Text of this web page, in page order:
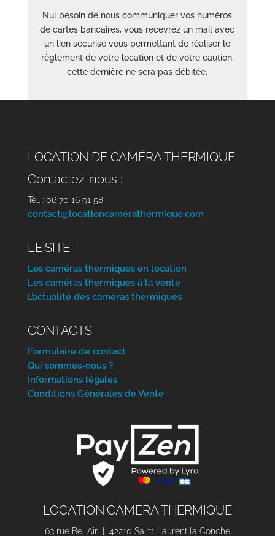
Nul besoin de nous communiquer vos numéros
de cartes bancaires, vous recevrez un mail avec
un lien sécurisé vous permettant de réaliser le
règlement de votre location et de votre caution,
cette dernière ne sera pas débitée.
LOCATION DE CAMÉRA THERMIQUE
Contactez-nous :
Tél. : 06 70 16 91 58
contact@locationcamerathermique.com
LE SITE
Les caméras thermiques en location
Les caméras thermiques à la vente
L’actualité des caméras thermiques
CONTACTS
Formulaire de contact
Qui sommes-nous ?
Informations légales
Conditions Générales de Vente
LOCATION CAMERA THERMIQUE
63 rue Bel Air | 42210 Saint-Laurent la Conche